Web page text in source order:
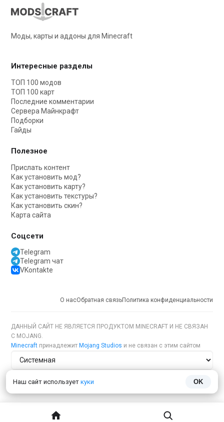
Наш сайт использует куки OK
Моды, карты и аддоны для Minecraft
Интересные разделы
ТОП 100 модов
ТОП 100 карт
Последние комментарии
Сервера Майнкрафт
Подборки
Гайды
Полезное
Прислать контент
Как установить мод?
Как установить карту?
Как установить текстуры?
Как установить скин?
Карта сайта
Соцсети
Telegram
Telegram чат
VKontakte
О насОбратная связьПолитика конфиденциальности
ДАННЫЙ САЙТ НЕ ЯВЛЯЕТСЯ ПРОДУКТОМ MINECRAFT И НЕ СВЯЗАН
С MOJANG.
Minecraft принадлежит Mojang Studios и не связан с этим сайтом
Тема сайта
Язык сайта